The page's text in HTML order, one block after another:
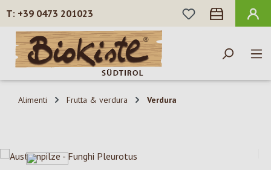
Passa al contenuto principale
+39 0473 201023
HAI 0 ARTICOLI
Alimenti Frutta & verdura Verdura
Salta la galleria di immagini